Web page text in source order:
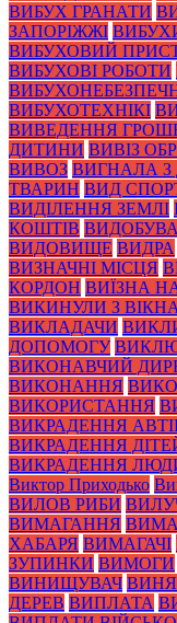
ВИБУХ ГРАНАТИ
ЗАПОРІЖЖІ
ВИБУХОВИЙ
ВИБУХОВІ РОБОТИ
ВИБУХОТЕХНІКІ
ВИВЕДЕННЯ
ДИТИНИ ВИВІЗ
ВИВОЗ ВИГНАЛА
ТВАРИН ВИД
ВИДІЛЕННЯ ЗЕМЛІ
КОШТІВ
ВИДОВИЩЕ ВИДРА
ВИЗНАЧНІ МІСЦЯ
КОРДОН ВИЇЗНА
ВИКИНУЛИ З ВІКНА
ВИКЛАДАЧИ
ДОПОМОГУ
ВИКОНАВЧИЙ
ВИКОНАННЯ
ВИКОРИСТАННЯ
ВИКРАДЕННЯ
ВИКРАДЕННЯ
ВИКРАДЕННЯ
Виктор Приходько
ВИЛОВ РИБИ
ВИМАГАННЯ
ХАБАРЯ ВИМАГАЧІ
ЗУПИНКИ ВИМОГИ
ВИНИЩУВАЧ
ДЕРЕВ ВИПЛАТА